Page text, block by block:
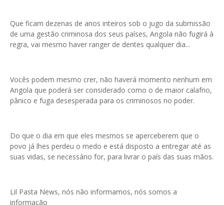
Que ficam dezenas de anos inteiros sob o jugo da submissão
de uma gestão criminosa dos seus países, Angola não fugirá à
regra, vai mesmo haver ranger de dentes qualquer dia...
Vocês podem mesmo crer, não haverá momento nenhum em
Angola que poderá ser considerado como o de maior calafrio,
pânico e fuga desesperada para os criminosos no poder.
Do que o dia em que eles mesmos se aperceberem que o
povo já lhes perdeu o medo e está disposto a entregar até as
suas vidas, se necessário for, para livrar o país das suas mãos.
Lil Pasta News, nós não informamos, nós somos a
informação